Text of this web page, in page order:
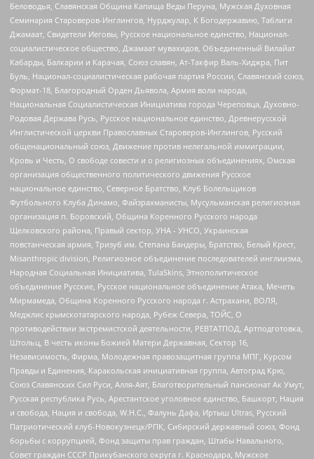
Беловодья, Славянская Община Капища Веды Перуна, Мужская Духовная
Семинария Староверов-Инглингов, Нурджулар, К Богодержавию, Таблиги
Джамаат, Свидетели Иеговы, Русское национальное единство, Национал-
социалистическое общество, Джамаат мувахидов, Объединенный Вилайат
Кабарды, Балкарии и Карачая, Союз славян, Ат-Такфир Валь-Хиджра, Пит
Буль, Национал-социалистическая рабочая партия России, Славянский союз,
Формат-18, Благородный Орден Дьявола, Армия воли народа,
Национальная Социалистическая Инициатива города Череповца, Духовно-
Родовая Держава Русь, Русское национальное единство, Древнерусской
Инглистической церкви Православных Староверов-Инглингов, Русский
общенациональный союз, Движение против нелегальной иммиграции,
Кровь и Честь, О свободе совести и о религиозных объединениях, Омская
организация общественного политического движения Русское
национальное единство, Северное Братство, Клуб Болельщиков
Футбольного Клуба Динамо, Файзрахманисты, Мусульманская религиозная
организация п. Боровский, Община Коренного Русского народа
Щелковского района, Правый сектор, УНА - УНСО, Украинская
повстанческая армия, Тризуб им. Степана Бандеры, Братство, Белый Крест,
Misanthropic division, Религиозное объединение последователей инглиизма,
Народная Социальная Инициатива, TulaSkins, Этнополитическое
объединение Русские, Русское национальное объединение Атака, Мечеть
Мирмамеда, Община Коренного Русского народа г. Астрахани, ВОЛЯ,
Меджлис крымскотатарского народа, Рубеж Севера, ТОЙС, О
противодействии экстремистской деятельности, РЕВТАТПОД, Артподготовка,
Штольц, В честь иконы Божией Матери Державная, Сектор 16,
Независимость, Фирма, Молодежная правозащитная группа МПГ, Курсом
Правды и Единения, Каракольская инициативная группа, Автоград Крю,
Союз Славянских Сил Руси, Алля-Аят, Благотворительный пансионат Ак Умут,
Русская республика Русь, Арестантское уголовное единство, Башкорт, Нация
и свобода, Нация и свобода, W.H.С., Фалунь Дафа, Иртыш Ultras, Русский
Патриотический клуб-Новокузнецк/РПК, Сибирский державный союз, Фонд
борьбы с коррупцией, Фонд защиты прав граждан, Штабы Навального,
Совет граждан СССР Прикубанского округа г. Краснодара, Мужское